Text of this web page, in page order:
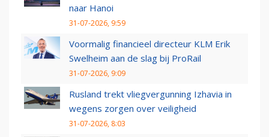
naar Hanoi
31-07-2026, 9:59
Voormalig financieel directeur KLM Erik
Swelheim aan de slag bij ProRail
31-07-2026, 9:09
Rusland trekt vliegvergunning Izhavia in
wegens zorgen over veiligheid
31-07-2026, 8:03